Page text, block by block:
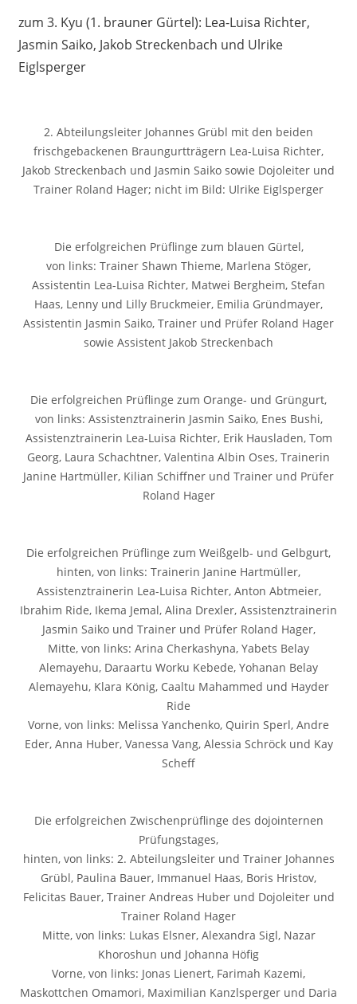
zum 3. Kyu (1. brauner Gürtel): Lea-Luisa Richter,
Jasmin Saiko, Jakob Streckenbach und Ulrike
Eiglsperger
2. Abteilungsleiter Johannes Grübl mit den beiden
frischgebackenen Braungurtträgern Lea-Luisa Richter,
Jakob Streckenbach und Jasmin Saiko sowie Dojoleiter und
Trainer Roland Hager; nicht im Bild: Ulrike Eiglsperger
Die erfolgreichen Prüflinge zum blauen Gürtel,
von links: Trainer Shawn Thieme, Marlena Stöger,
Assistentin Lea-Luisa Richter, Matwei Bergheim, Stefan
Haas, Lenny und Lilly Bruckmeier, Emilia Gründmayer,
Assistentin Jasmin Saiko, Trainer und Prüfer Roland Hager
sowie Assistent Jakob Streckenbach
Die erfolgreichen Prüflinge zum Orange- und Grüngurt,
von links: Assistenztrainerin Jasmin Saiko, Enes Bushi,
Assistenztrainerin Lea-Luisa Richter, Erik Hausladen, Tom
Georg, Laura Schachtner, Valentina Albin Oses, Trainerin
Janine Hartmüller, Kilian Schiffner und Trainer und Prüfer
Roland Hager
Die erfolgreichen Prüflinge zum Weißgelb- und Gelbgurt,
hinten, von links: Trainerin Janine Hartmüller,
Assistenztrainerin Lea-Luisa Richter, Anton Abtmeier,
Ibrahim Ride, Ikema Jemal, Alina Drexler, Assistenztrainerin
Jasmin Saiko und Trainer und Prüfer Roland Hager,
Mitte, von links: Arina Cherkashyna, Yabets Belay
Alemayehu, Daraartu Worku Kebede, Yohanan Belay
Alemayehu, Klara König, Caaltu Mahammed und Hayder
Ride
Vorne, von links: Melissa Yanchenko, Quirin Sperl, Andre
Eder, Anna Huber, Vanessa Vang, Alessia Schröck und Kay
Scheff
Die erfolgreichen Zwischenprüflinge des dojointernen
Prüfungstages,
hinten, von links: 2. Abteilungsleiter und Trainer Johannes
Grübl, Paulina Bauer, Immanuel Haas, Boris Hristov,
Felicitas Bauer, Trainer Andreas Huber und Dojoleiter und
Trainer Roland Hager
Mitte, von links: Lukas Elsner, Alexandra Sigl, Nazar
Khoroshun und Johanna Höfig
Vorne, von links: Jonas Lienert, Farimah Kazemi,
Maskottchen Omamori, Maximilian Kanzlsperger und Daria